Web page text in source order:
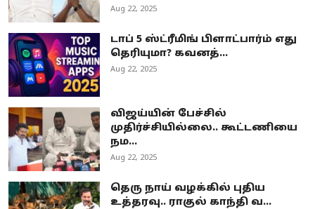
Aug 22, 2025
டாப் 5 ஸ்ட்ரீமிங் பிளாட்பார்ம் எது
தெரியுமா? கவனத்...
Aug 22, 2025
விஜய்யின் பேச்சில்
முதிர்ச்சியில்லை.. கூட்டணியை
நம...
Aug 22, 2025
தெரு நாய் வழக்கில் புதிய
உத்தரவு.. ராகுல் காந்தி வ...